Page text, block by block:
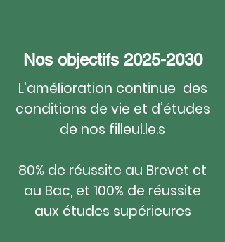
Nos objectifs 2025-2030
L'amélioration continue des
conditions de vie et d’études
de nos filleul.le.s
80% de réussite au Brevet et
au Bac, et 100% de réussite
aux études supérieures